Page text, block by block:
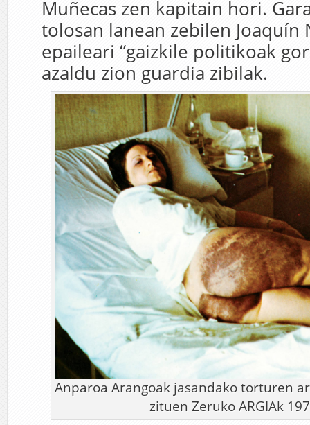
Muñecas zen kapitain hori.
tolosan lanean zebilen Joaquín
epaileari “gaizkile politikoak
azaldu zion guardia zibilak.
Anparoa Arangoak jasandako torturen
zituen Zeruko ARGIAk